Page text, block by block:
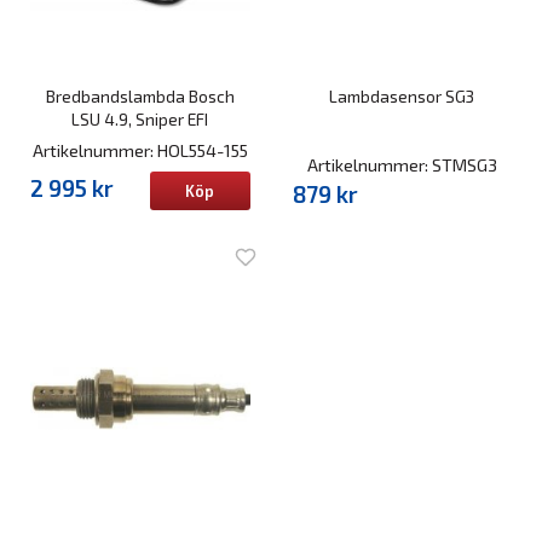
Bredbandslambda Bosch
LSU 4.9, Sniper EFI
Artikelnummer: HOL554-155
2 995 kr Köp
Lambdasensor SG3
Artikelnummer: STMSG3
879 kr